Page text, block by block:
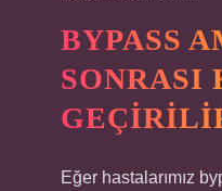
BYPASS
SONRASI
Eğer hastalarımız